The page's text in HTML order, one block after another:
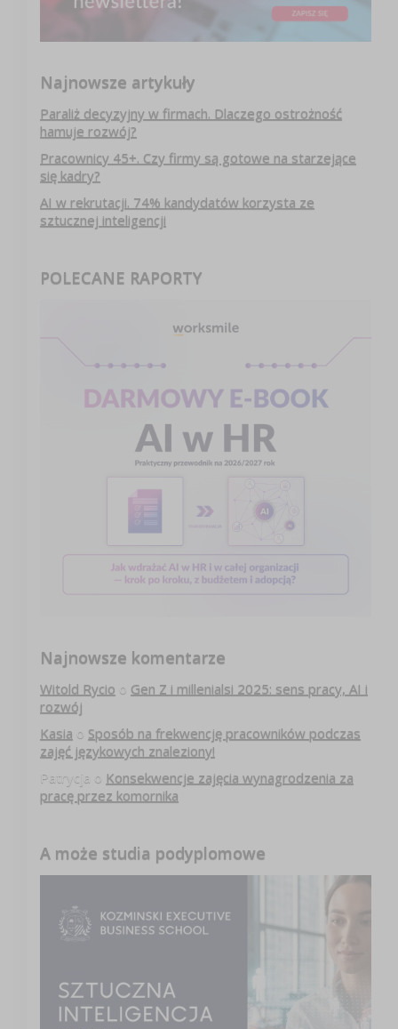
Najnowsze artykuły
Paraliż decyzyjny w firmach. Dlaczego ostrożność
hamuje rozwój?
Pracownicy 45+. Czy firmy są gotowe na starzejące
się kadry?
AI w rekrutacji. 74% kandydatów korzysta ze
sztucznej inteligencji
POLECANE RAPORTY
Najnowsze komentarze
Witold Rycio o Gen Z i millenialsi 2025: sens pracy, AI i
rozwój
Kasia o Sposób na frekwencję pracowników podczas
zajęć językowych znaleziony!
Patrycja o Konsekwencje zajęcia wynagrodzenia za
pracę przez komornika
A może studia podyplomowe